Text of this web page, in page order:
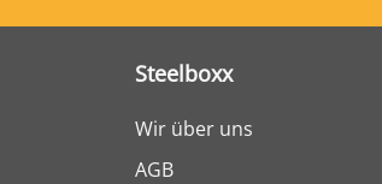
Steelboxx
Wir über uns
AGB